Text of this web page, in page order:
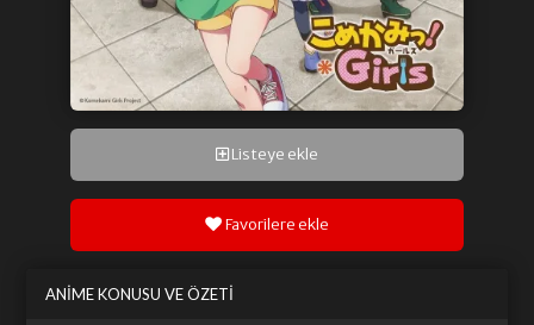
ANIME KONUSU VE ÖZETI
Listeye ekle
Favorilere ekle